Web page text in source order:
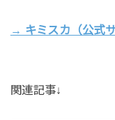
→ キミスカ（公式
関連記事↓